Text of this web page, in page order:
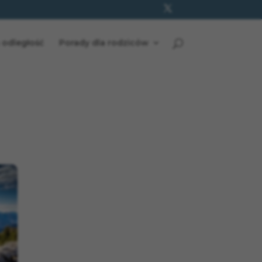
Porady dla rodziców